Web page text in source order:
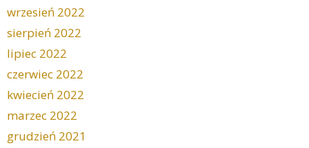
wrzesień 2022
sierpień 2022
lipiec 2022
czerwiec 2022
kwiecień 2022
marzec 2022
grudzień 2021